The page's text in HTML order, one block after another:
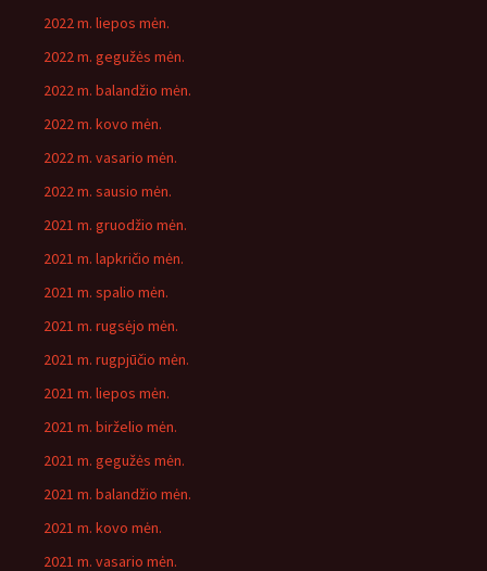
2022 m. liepos mėn.
2022 m. gegužės mėn.
2022 m. balandžio mėn.
2022 m. kovo mėn.
2022 m. vasario mėn.
2022 m. sausio mėn.
2021 m. gruodžio mėn.
2021 m. lapkričio mėn.
2021 m. spalio mėn.
2021 m. rugsėjo mėn.
2021 m. rugpjūčio mėn.
2021 m. liepos mėn.
2021 m. birželio mėn.
2021 m. gegužės mėn.
2021 m. balandžio mėn.
2021 m. kovo mėn.
2021 m. vasario mėn.